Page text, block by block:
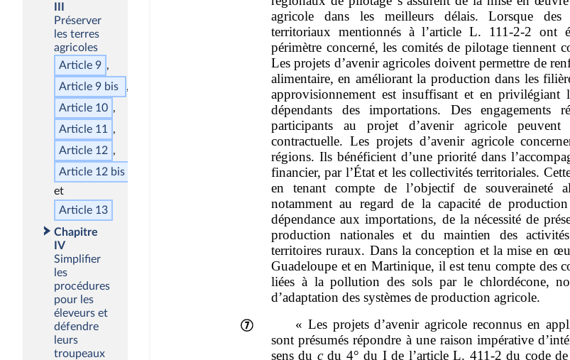
Préserver
les terres
agricoles
Article 9
Article 9 bis
Article 10
Article 11
Article 12
Article 12 bis
Article 13
Chapitre
IV
Simplifier
les
procédures
pour les
éleveurs et
défendre
leurs
troupeaux